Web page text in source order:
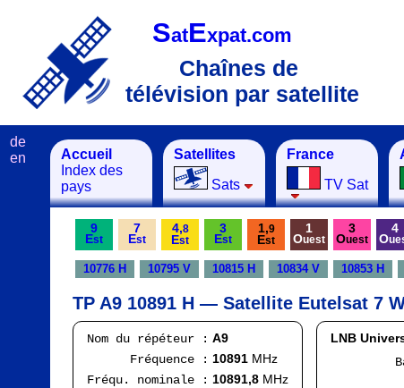
SatExpat.com
Chaînes de
télévision par satellite
Accueil
Index des
pays
Satellites
Sats
France
TV Sat
de
en
9
Est
7
Est
4,8
Est
3
Est
1,9
Est
1
Ouest
3
Ouest
4
O
10776 H 10795 V 10815 H 10834 V 10853 H
TP A9 10891 H — Satellite Eutelsat 7
Nom du répéteur : A9
Fréquence : 10891 MHz
Fréqu. nominale : 10891,8 MHz
LNB